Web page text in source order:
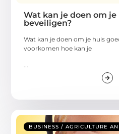
Wat kan je doen om
beveiligen?
Wat kan je doen om je huis
voorkomen hoe kan je
BUSINESS / AGRICULTURE